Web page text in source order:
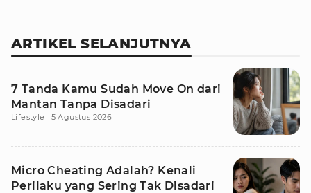
ARTIKEL SELANJUTNYA
7 Tanda Kamu Sudah Move On dari
Mantan Tanpa Disadari
Lifestyle 5 Agustus 2026
Micro Cheating Adalah? Kenali
Perilaku yang Sering Tak Disadari